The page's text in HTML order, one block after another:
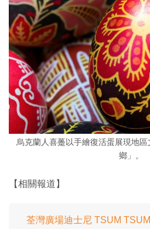
烏克蘭人喜躉以手繪復活蛋展現地
鄉」。
【相關報道】
荃灣廣場迪士尼 TSUM